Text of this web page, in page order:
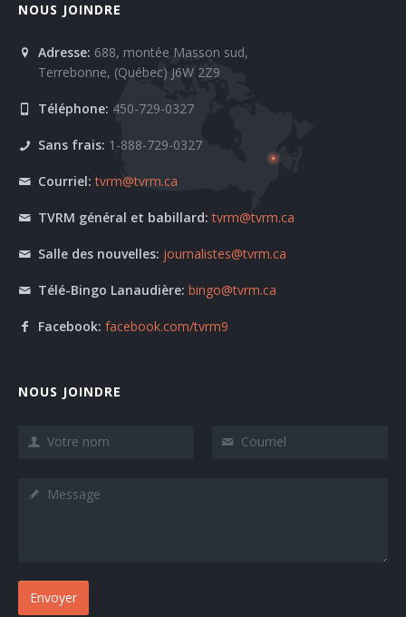
NOUS JOINDRE
Adresse: 688, montée Masson sud,
Terrebonne, (Québec) J6W 2Z9
Téléphone: 450-729-0327
Sans frais: 1-888-729-0327
Courriel: tvrm@tvrm.ca
TVRM général et babillard: tvrm@tvrm.ca
Salle des nouvelles: journalistes@tvrm.ca
Télé-Bingo Lanaudière: bingo@tvrm.ca
Facebook: facebook.com/tvrm9
NOUS JOINDRE
Envoyer